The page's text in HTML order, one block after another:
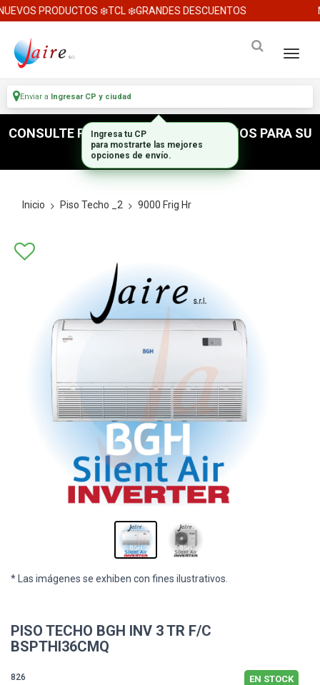
PRODUCTOS ❄️TCL ❄️GRANDES DESCUENTOS
Enviar a Ingresar CP y ciudad
CONSULTE POR ACCESORIOS E INSUMOS PARA SU
INSTALACION
Inicio Piso Techo _2 9000 Frig Hr
* Las imágenes se exhiben con fines ilustrativos.
PISO TECHO BGH INV 3 TR F/C
BSPTHI36CMQ
826 EN STOCK
Ingresa tu CP
para mostrarte las mejores
opciones de envío.